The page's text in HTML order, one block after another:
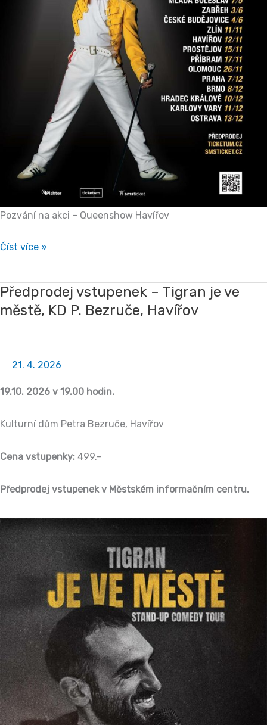
Pozvání na akci – Queenshow Havířov
Číst více »
Předprodej vstupenek – Tigran je ve
městě, KD P. Bezruče, Havířov
21. 4. 2026
19.10. 2026 v 19.00 hodin.
Kulturní dům Petra Bezruče, Havířov
Cena vstupenky: 499,-
Předprodej vstupenek v Městském informačním centru.
Předprodej
vstupenek
městě,
P.
Havířov